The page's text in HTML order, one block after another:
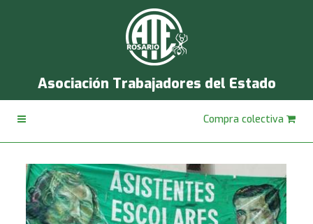
Asociación Trabajadores del Estado
Compra colectiva